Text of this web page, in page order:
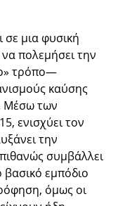
σε μια φυσική
πολεμήσει την
τρόπο—
καύσης
Μέσω των
ενισχύει τον
την
συμβάλλει
βασικό εμπόδιο
όμως οι